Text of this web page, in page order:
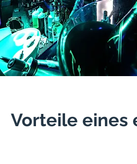
Vorteile eines